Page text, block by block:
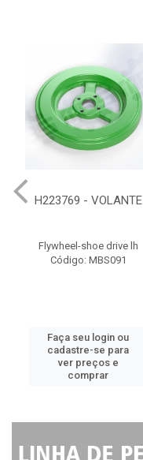
H223769 - VOLANTE
Flywheel-shoe drive lh
Código: MBS091
Faça seu login ou
cadastre-se para
ver preços e
comprar